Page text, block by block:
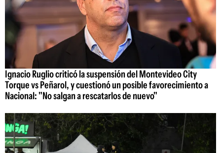
Ignacio Ruglio criticó la suspensión del Montevideo City
Torque vs Peñarol, y cuestionó un posible favorecimiento a
Nacional: "No salgan a rescatarlos de nuevo"